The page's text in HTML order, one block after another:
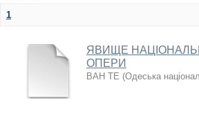
1
ЯВИЩЕ
ОПЕРИ
ВАН ТЕ (Одеська